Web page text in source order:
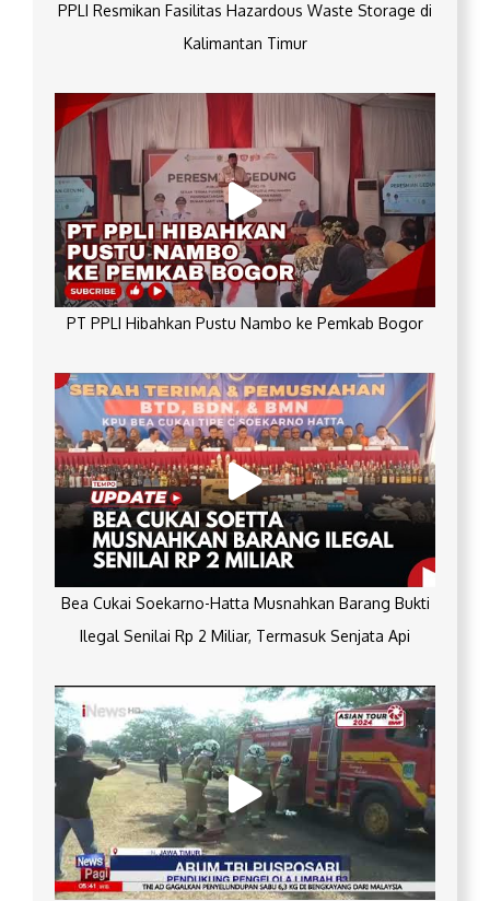
PPLI Resmikan Fasilitas Hazardous Waste Storage di
Kalimantan Timur
PT PPLI Hibahkan Pustu Nambo ke Pemkab Bogor
Bea Cukai Soekarno-Hatta Musnahkan Barang Bukti
Ilegal Senilai Rp 2 Miliar, Termasuk Senjata Api